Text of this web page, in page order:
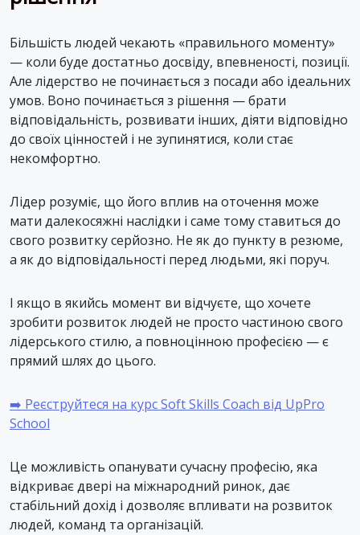
Більшість людей чекають «правильного моменту»
— коли буде достатньо досвіду, впевненості, позиції.
Але лідерство не починається з посади або ідеальних
умов. Воно починається з рішення — брати
відповідальність, розвивати інших, діяти відповідно
до своїх цінностей і не зупинятися, коли стає
некомфортно.
Лідер розуміє, що його вплив на оточення може
мати далекосяжні наслідки і саме тому ставиться до
свого розвитку серйозно. Не як до пункту в резюме,
а як до відповідальності перед людьми, які поруч.
І якщо в якийсь момент ви відчуєте, що хочете
зробити розвиток людей не просто частиною свого
лідерського стилю, а повноцінною професією — є
прямий шлях до цього.
➡️ Реєструйтеся на курс Soft Skills Coach від UpPro
School
Це можливість опанувати сучасну професію, яка
відкриває двері на міжнародний ринок, дає
стабільний дохід і дозволяє впливати на розвиток
людей, команд та організацій.